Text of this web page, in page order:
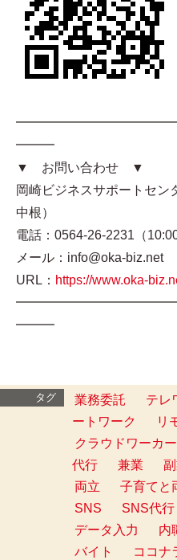
━━━
▼ お問い合わせ ▼
岡崎ビジネスサポートセン
中根）
電話：0564-26-2231（
メール：info@oka-biz.net
URL： https://www.oka-
━━━
タグ 業務委託 テレ
ートワーク
リ
クラウドワーカー
代行
兼業
両立
子育てと
SNS
SNS代行
データ入力
内
バイト
ココナ